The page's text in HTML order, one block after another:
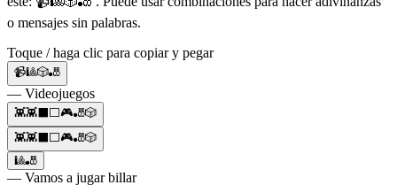
o mensajes sin palabras.
Toque / haga clic para copiar y pegar
📹🎱🎲🎳
— Videojuegos
👾👾⬛⬜🎮🎳🎲
👾👾⬛⬜🎮🎳🎲
🎱🎳
— Vamos a jugar billar